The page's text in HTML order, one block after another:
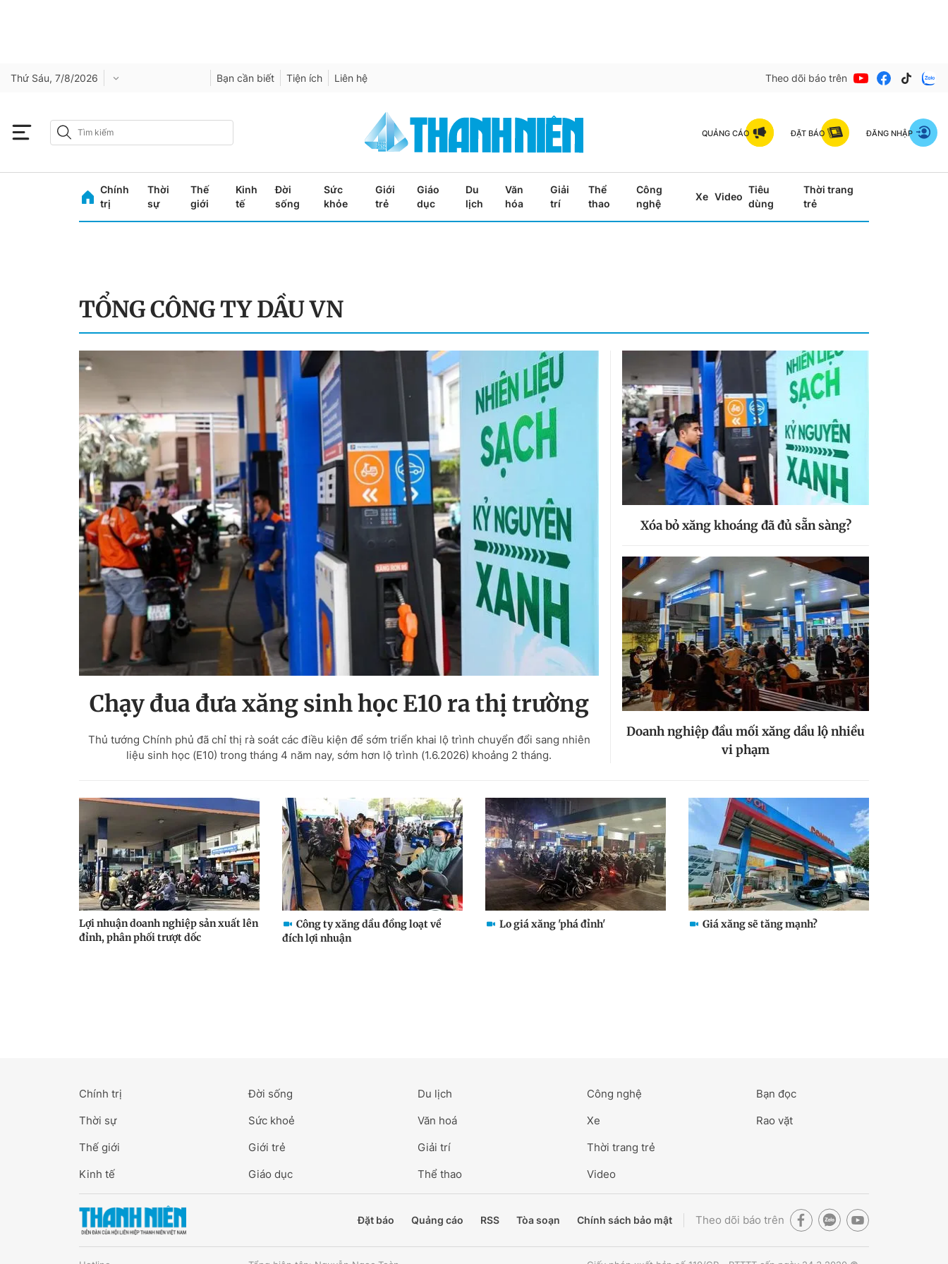
Thứ Sáu, 7/8/2026 Bạn cần biết Tiện ích Liên hệ Theo dõi báo trên
QUẢNG CÁO ĐẶT BÁO ĐĂNG NHẬP
Chính
trị
Thời
sự
Thế
giới
Kinh
tế
Đời
sống
Sức
khỏe
Giới
trẻ
Giáo
dục
Du
lịch
Văn
hóa
Giải
trí
Thể
thao
Công
nghệ
Xe Video
Tiêu
dùng
Thời trang
trẻ
TỔNG CÔNG TY DẦU VN
Chạy đua đưa xăng sinh học E10 ra thị trường
Thủ tướng Chính phủ đã chỉ thị rà soát các điều kiện để sớm triển khai lộ trình chuyển đổi sang nhiên
liệu sinh học (E10) trong tháng 4 năm nay, sớm hơn lộ trình (1.6.2026) khoảng 2 tháng.
Xóa bỏ xăng khoáng đã đủ sẵn sàng?
Doanh nghiệp đầu mối xăng dầu lộ nhiều
vi phạm
Lợi nhuận doanh nghiệp sản xuất lên
đỉnh, phân phối trượt dốc
Công ty xăng dầu đồng loạt về
đích lợi nhuận
Lo giá xăng 'phá đỉnh' Giá xăng sẽ tăng mạnh?
Chính trị
Thời sự
Thế giới
Kinh tế
Đời sống
Sức khoẻ
Giới trẻ
Giáo dục
Du lịch
Văn hoá
Giải trí
Thể thao
Công nghệ
Xe
Thời trang trẻ
Video
Bạn đọc
Rao vặt
Đặt báo Quảng cáo RSS Tòa soạn Chính sách bảo mật Theo dõi báo trên